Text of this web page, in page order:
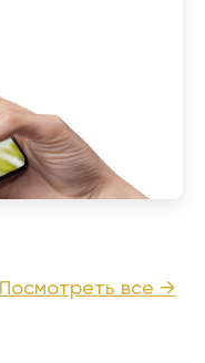
Посмотреть все →